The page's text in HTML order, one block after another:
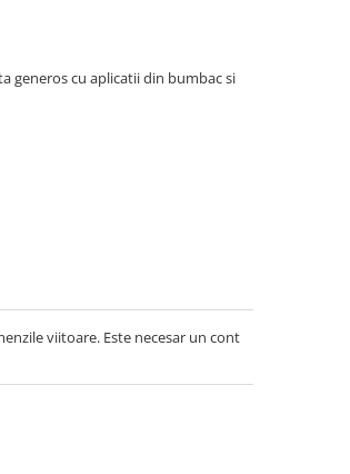
generos cu aplicatii din bumbac si
viitoare. Este necesar un cont